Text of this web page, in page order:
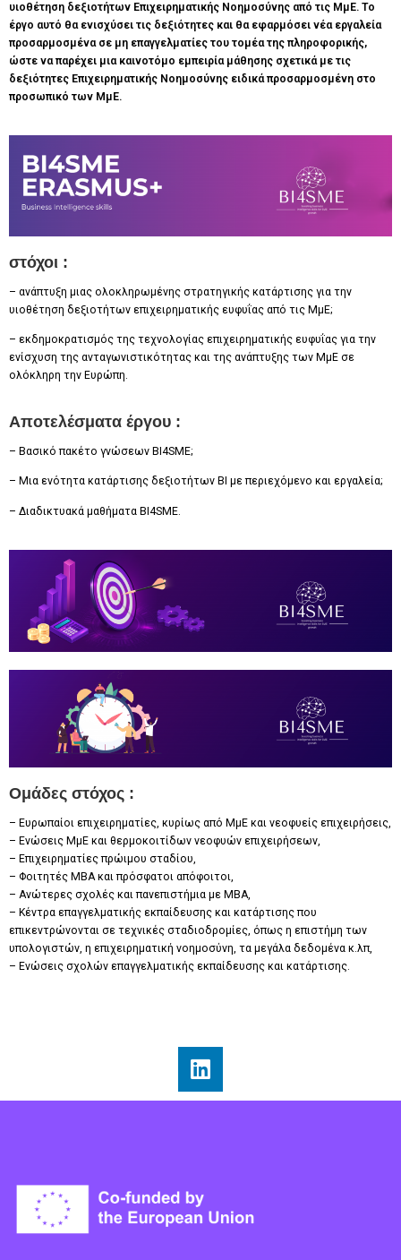
υιοθέτηση δεξιοτήτων Επιχειρηματικής Νοημοσύνης από τις ΜμΕ. Το
έργο αυτό θα ενισχύσει τις δεξιότητες και θα εφαρμόσει νέα εργαλεία
προσαρμοσμένα σε μη επαγγελματίες του τομέα της πληροφορικής,
ώστε να παρέχει μια καινοτόμο εμπειρία μάθησης σχετικά με τις
δεξιότητες Επιχειρηματικής Νοημοσύνης ειδικά προσαρμοσμένη στο
προσωπικό των ΜμΕ.
στόχοι :
– ανάπτυξη μιας ολοκληρωμένης στρατηγικής κατάρτισης για την
υιοθέτηση δεξιοτήτων επιχειρηματικής ευφυΐας από τις ΜμΕ;
– εκδημοκρατισμός της τεχνολογίας επιχειρηματικής ευφυΐας για την
ενίσχυση της ανταγωνιστικότητας και της ανάπτυξης των ΜμΕ σε
ολόκληρη την Ευρώπη.
Αποτελέσματα έργου :
– Βασικό πακέτο γνώσεων BI4SME;
– Μια ενότητα κατάρτισης δεξιοτήτων BI με περιεχόμενο και εργαλεία;
– Διαδικτυακά μαθήματα BI4SME.
Ομάδες στόχος :
– Ευρωπαίοι επιχειρηματίες, κυρίως από ΜμΕ και νεοφυείς επιχειρήσεις,
– Ενώσεις ΜμΕ και θερμοκοιτίδων νεοφυών επιχειρήσεων,
– Επιχειρηματίες πρώιμου σταδίου,
– Φοιτητές ΜΒΑ και πρόσφατοι απόφοιτοι,
– Ανώτερες σχολές και πανεπιστήμια με ΜΒΑ,
– Κέντρα επαγγελματικής εκπαίδευσης και κατάρτισης που
επικεντρώνονται σε τεχνικές σταδιοδρομίες, όπως η επιστήμη των
υπολογιστών, η επιχειρηματική νοημοσύνη, τα μεγάλα δεδομένα κ.λπ,
– Ενώσεις σχολών επαγγελματικής εκπαίδευσης και κατάρτισης.